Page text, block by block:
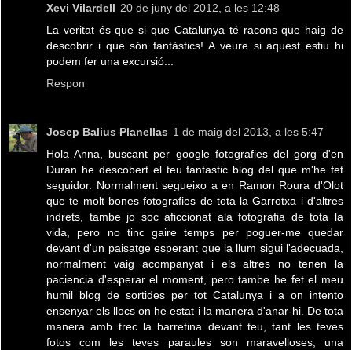
Xevi Vilardell 20 de juny del 2012, a les 12:48
La veritat és que si que Catalunya té racons que haig de
descobrir i que són fantàstics! A veure si aquest estiu hi
podem fer una excursió...
Respon
Josep Balius Planellas 1 de maig del 2013, a les 5:47
Hola Anna, buscant per google fotografies del gorg d'en
Duran he descobert el teu fantastic blog del que m'he fet
seguidor. Normalment segueixo a en Ramon Roura d'Olot
que te molt bones fotografies de tota la Garrotxa i d'altres
indrets, tambe jo soc aficcionat ala fotografia de tota la
vida, pero no tinc gaire temps per poguer-me quedar
devant d'un paisatge esperant que la llum sigui l'adecuada,
normalment vaig acompanyat i els altres no tenen la
paciencia d'esperar el moment, pero tambe he fet el meu
humil blog de sortides per tot Catalunya i a on intento
ensenyar els llocs on he estat i la manera d'anar-hi. De tota
manera amb trec la barretina devant teu, tant les teves
fotos com les teves paraules son maravelloses, una